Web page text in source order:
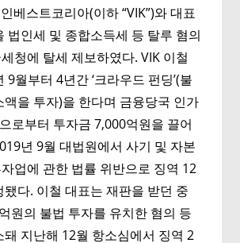
베스트코리아(이하 “VIK”)와 대표
법인세 및 종합소득세 등 탈루 혐의
청에 탈세 제보하였다. VIK 이철
9월부터 4년간 ‘크라우드 펀딩’(불
액을 투자)을 한다며 금융당국 인가
로부터 투자금 7,000억원을 끌어
년 9월 대법원에서 사기 및 자본
업에 관한 법률 위반으로 징역 12
됐다. 이철 대표는 재판을 받던 중
원의 불법 투자를 유치한 혐의 등
돼 지난해 12월 항소심에서 징역 2